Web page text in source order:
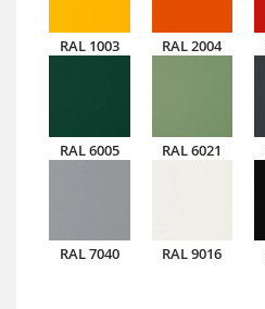
RAL 1003 RAL 2004
RAL 6005 RAL 6021
RAL 7040 RAL 9016